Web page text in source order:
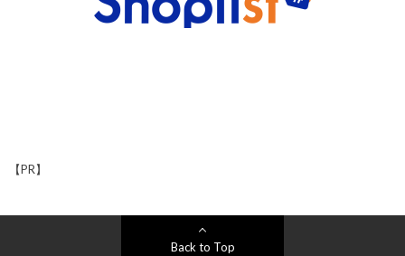
【PR】
Back to Top